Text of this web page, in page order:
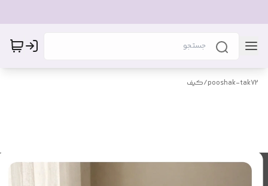
pooshak-tak72
/کیف